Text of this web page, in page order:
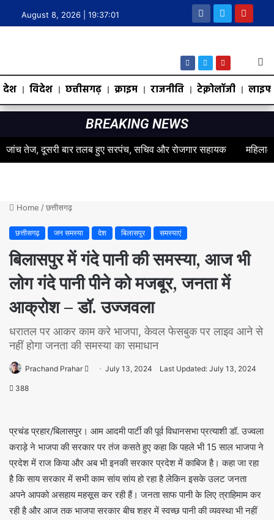
August 8, 2026 | 19:37:02
देश विदेश छत्तीसगढ़ क्राइम राजनीति टेक्नोलॉजी
BREAKING NEWS
दूसरी बार तलब हुए सरपंच, सचिव और रोजगार सहायक महिलाओं के
Home /छत्तीसगढ़
छत्तीसगढ़ जन समस्या देश बिलासपुर समस्याएं
बिलासपुर में गंदे पानी की समस्या, आज भी
लोग गंदे पानी पीने को मजबूर, जनता में
आक्रोश – डॉ. उज्जवला
धरातल पर आकर काम करे भाजपा, केवल फेसबुक पर लाइव आने से
नहीं होगा जनता की समस्या का समाधान
Prachand Prahar July 13, 2024 Last Updated: July 13, 2024
388
प्रचंड प्रहार/बिलासपुर। आम आदमी पार्टी की पूर्व विधानसभा प्रत्याशी डॉ. उज्वला
कराड़े ने भाजपा की सरकार पर तंज कसते हुए कहा कि पहले भी 15 साल भाजपा ने
प्रदेश में राज किया और अब भी इनकी सरकार प्रदेश में काबिज है। कहा जा रहा
है कि साय सरकार में सभी काम सांय सांय हो रहा है लेकिन इसके उलट जनता
अपने आपको असहाय महसूस कर रही हैं। जनता साफ पानी के लिए त्राहिमाम कर
रही है और आज तक भाजपा सरकार बीच शहर में स्वच्छ पानी की व्यवस्था भी नहीं